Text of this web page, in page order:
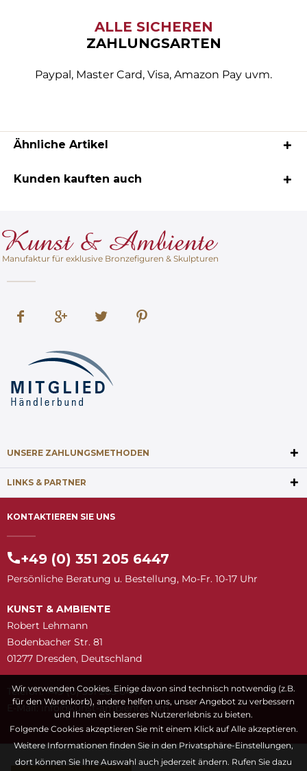
ALLE SICHEREN
ZAHLUNGSARTEN
Paypal, Master Card, Visa, Amazon Pay uvm.
Ähnliche Artikel
Kunden kauften auch
Manufaktur für exklusive Bronzefiguren & Skulpturen
UNSERE ZAHLUNGSMETHODEN
LINKS & PARTNER
KONTAKTIEREN SIE UNS
+49 (0) 351 205 6447
Persönliche Beratung u. Bestellung, Mo-Fr. 10-17 Uhr
KUNST & AMBIENTE
Robert Lehmann
Bodenbacher Str. 81
01277 Dresden, Deutschland
Telefon: +49 (0) 351 205 6447
E-Mail:
moc.etneibma-t
snuk@ofni
Wir verwenden Cookies. Einige davon sind technisch notwendig (z.B.
für den Warenkorb), andere helfen uns, unser Angebot zu verbessern
und Ihnen ein besseres Nutzererlebnis zu bieten.
Folgende Cookies akzeptieren Sie mit einem Klick auf Alle akzeptieren.
Weitere Informationen finden Sie in den Privatsphäre-Einstellungen,
dort können Sie Ihre Auswahl auch jederzeit ändern. Rufen Sie dazu